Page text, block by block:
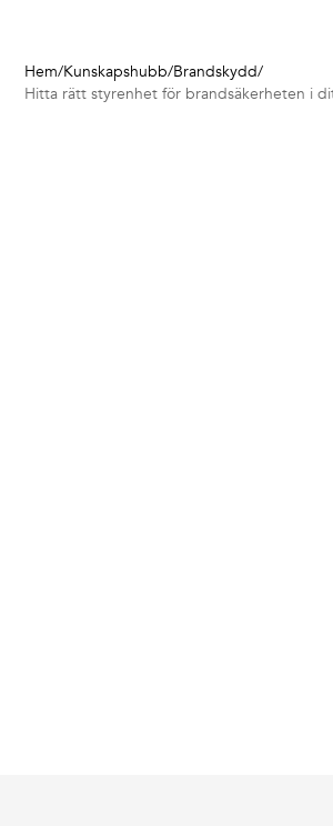
Hem/Kunskapshubb/Brandskydd/
Hitta rätt styrenhet för brandsäkerheten i